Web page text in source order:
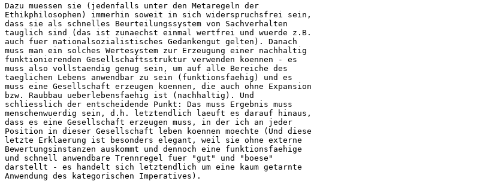
Dazu muessen sie (jedenfalls unter den Metaregeln der
Ethikphilosophen) immerhin soweit in sich widerspruchsfrei sein,
dass sie als schnelles Beurteilungssystem von Sachverhalten
tauglich sind (das ist zunaechst einmal wertfrei und wuerde z.B.
auch fuer nationalsozialistisches Gedankengut gelten). Danach
muss man ein solches Wertesystem zur Erzeugung einer nachhaltig
funktionierenden Gesellschaftsstruktur verwenden koennen - es
muss also vollstaendig genug sein, um auf alle Bereiche des
taeglichen Lebens anwendbar zu sein (funktionsfaehig) und es
muss eine Gesellschaft erzeugen koennen, die auch ohne Expansion
bzw. Raubbau ueberlebensfaehig ist (nachhaltig). Und
schliesslich der entscheidende Punkt: Das muss Ergebnis muss
menschenwuerdig sein, d.h. letztendlich laeuft es darauf hinaus,
dass es eine Gesellschaft erzeugen muss, in der ich an jeder
Position in dieser Gesellschaft leben koennen moechte (Und diese
letzte Erklaerung ist besonders elegant, weil sie ohne externe
Bewertungsinstanzen auskommt und dennoch eine funktionsfaehige
und schnell anwendbare Trennregel fuer "gut" und "boese"
darstellt - es handelt sich letztendlich um eine kaum getarnte
Anwendung des kategorischen Imperatives).